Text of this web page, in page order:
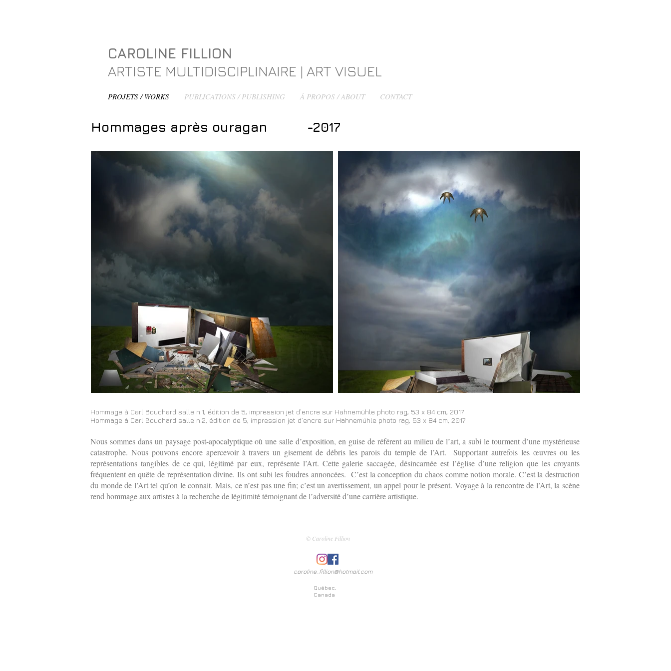
CAROLINE FILLION
ARTISTE MULTIDISCIPLINAIRE | ART VISUEL
PROJETS / WORKS PUBLICATIONS / PUBLISHING À PROPOS / ABOUT CONTACT
Hommages après ouragan -2017
Hommage à Carl Bouchard salle n.1, édition de 5, impression jet d’encre sur Hahnemühle photo rag, 53 x 84 cm, 2017
Hommage à Carl Bouchard salle n.2, édition de 5, impression jet d’encre sur Hahnemühle photo rag, 53 x 84 cm, 2017
Nous sommes dans un paysage post-apocalyptique où une salle d’exposition, en guise de référent au milieu de l’art, a subi le tourment d’une mystérieuse
catastrophe. Nous pouvons encore apercevoir à travers un gisement de débris les parois du temple de l’Art. Supportant autrefois les œuvres ou les
représentations tangibles de ce qui, légitimé par eux, représente l’Art. Cette galerie saccagée, désincarnée est l’église d’une religion que les croyants
fréquentent en quête de représentation divine. Ils ont subi les foudres annoncées. C’est la conception du chaos comme notion morale. C’est la destruction
du monde de l’Art tel qu’on le connait. Mais, ce n’est pas une fin; c’est un avertissement, un appel pour le présent. Voyage à la rencontre de l’Art, la scène
rend hommage aux artistes à la recherche de légitimité témoignant de l’adversité d’une carrière artistique.
© Caroline Fillion
caroline_fillion@hotmail.com
Québec,
Canada